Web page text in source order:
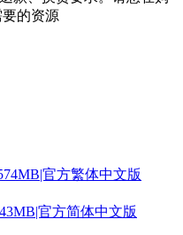
的资源
官方繁体中文版
官方简体中文版